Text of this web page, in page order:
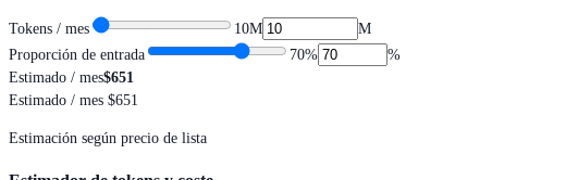
Tokens / mes 10M
M
Proporción de entrada
70%
%
Estimado / mes$651
Estimado / mes $651
Estimación según precio de lista